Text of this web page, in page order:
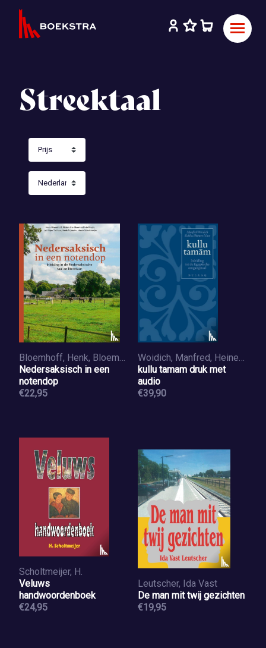
Streektaal
Bloemhoff, Henk, Bloemhoff-de Bruijn, Philomène, Nijen Twilhaar, Jan, Nijkeuter, Henk, Scholtmeijer, Harrie
Nedersaksisch in een
notendop
€22,95
Woidich, Manfred, Heinen - Nasr, Rabha
kullu tamam druk met
audio
€39,90
Scholtmeijer, H.
Veluws
handwoordenboek
€24,95
Leutscher, Ida Vast
De man mit twij gezichten
€19,95